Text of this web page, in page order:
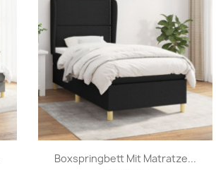
Boxspringbett Mit Matratze...
Vorschau